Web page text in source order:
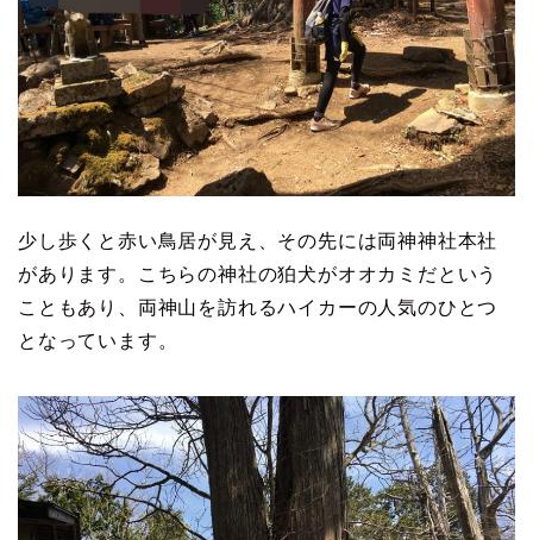
少し歩くと赤い鳥居が見え、その先には両神神社本社
があります。こちらの神社の狛犬がオオカミだという
こともあり、両神山を訪れるハイカーの人気のひとつ
となっています。